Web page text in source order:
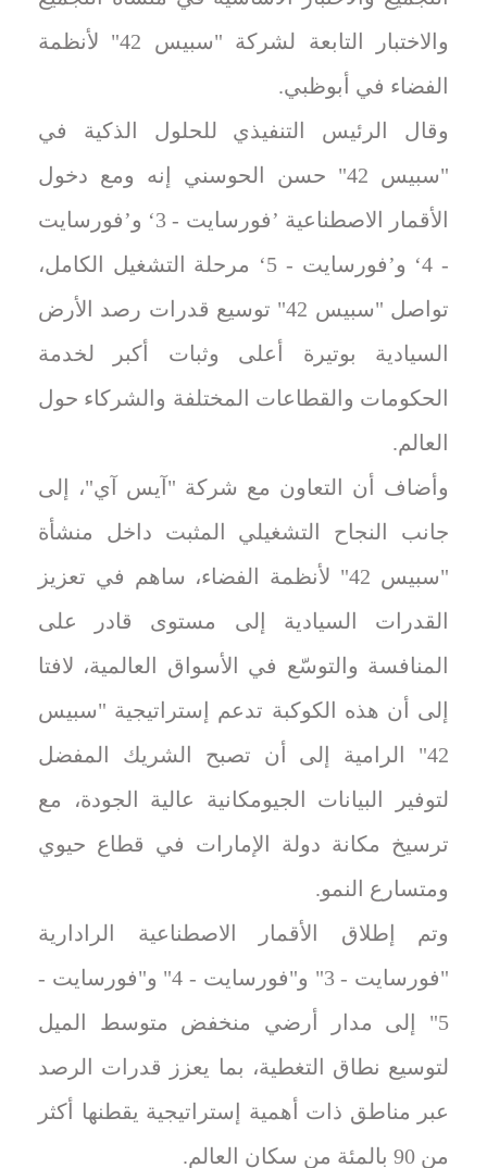
والاختبار التابعة لشركة "سبيس 42" لأنظمة
الفضاء في أبوظبي.
وقال الرئيس التنفيذي للحلول الذكية في
"سبيس 42" حسن الحوسني إنه ومع دخول
الأقمار الاصطناعية ’فورسايت - 3‘ و’فورسايت
- 4‘ و’فورسايت - 5‘ مرحلة التشغيل الكامل،
تواصل "سبيس 42" توسيع قدرات رصد الأرض
السيادية بوتيرة أعلى وثبات أكبر لخدمة
الحكومات والقطاعات المختلفة والشركاء حول
العالم.
وأضاف أن التعاون مع شركة "آيس آي"، إلى
جانب النجاح التشغيلي المثبت داخل منشأة
"سبيس 42" لأنظمة الفضاء، ساهم في تعزيز
القدرات السيادية إلى مستوى قادر على
المنافسة والتوسّع في الأسواق العالمية، لافتا
إلى أن هذه الكوكبة تدعم إستراتيجية "سبيس
42" الرامية إلى أن تصبح الشريك المفضل
لتوفير البيانات الجيومكانية عالية الجودة، مع
ترسيخ مكانة دولة الإمارات في قطاع حيوي
ومتسارع النمو.
وتم إطلاق الأقمار الاصطناعية الرادارية
"فورسايت - 3" و"فورسايت - 4" و"فورسايت -
5" إلى مدار أرضي منخفض متوسط الميل
لتوسيع نطاق التغطية، بما يعزز قدرات الرصد
عبر مناطق ذات أهمية إستراتيجية يقطنها أكثر
من 90 بالمئة من سكان العالم.